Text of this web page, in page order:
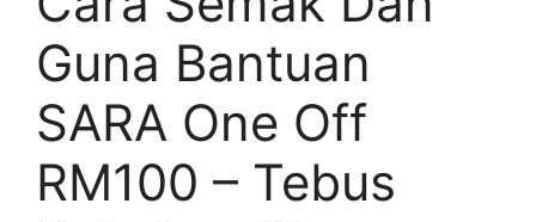
Guna Bantuan
SARA One Off
RM100 – Tebus